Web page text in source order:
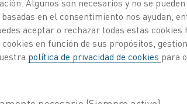
cambio de forma eficaz,
información experta.
La fabricación de vidrio ha
Manager de Kanthal, explica que
en el consentimiento nos ayudan,
aceptar o rechazar todas estas
en función de sus propósitos,
política de privacidad de cookies para